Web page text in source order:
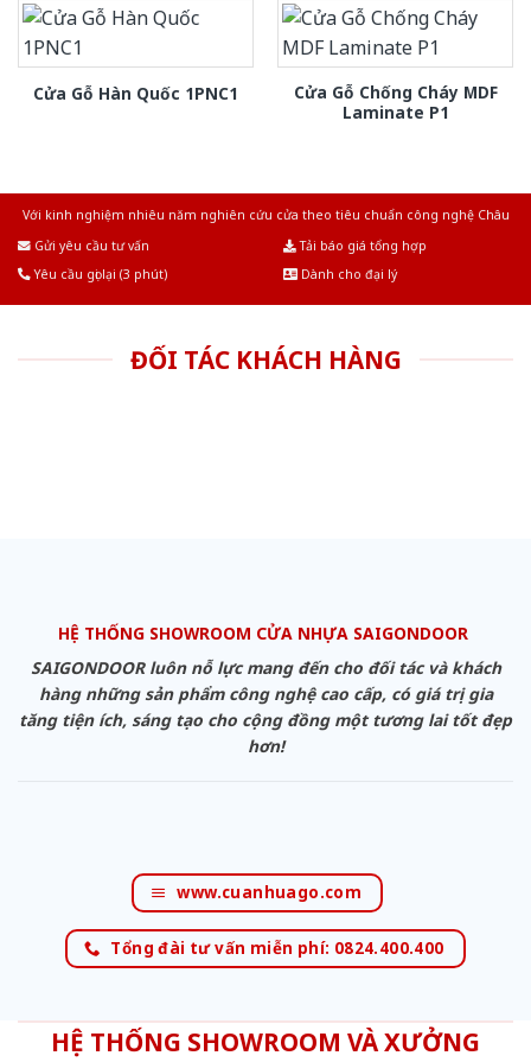
Cửa Gỗ Hàn Quốc 1PNC1
Cửa Gỗ Chống Cháy MDF
Laminate P1
Với kinh nghiệm nhiêu năm nghiên cứu cửa theo tiêu chuẩn công nghệ Châu
Gửi yêu cầu tư vấn
Tải báo giá tổng hợp
Yêu cầu gọi lại (3 phút)
Dành cho đại lý
ĐỐI TÁC KHÁCH HÀNG
HỆ THỐNG SHOWROOM CỬA NHỰA SAIGONDOOR
SAIGONDOOR luôn nỗ lực mang đến cho đối tác và khách
hàng những sản phẩm công nghệ cao cấp, có giá trị gia
tăng tiện ích, sáng tạo cho cộng đồng một tương lai tốt đẹp
hơn!
www.cuanhuago.com
Tổng đài tư vấn miễn phí: 0824.400.400
HỆ THỐNG SHOWROOM VÀ XƯỞNG